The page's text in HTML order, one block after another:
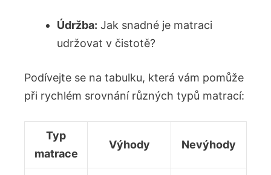
Údržba: Jak snadné je matraci
udržovat v čistotě?
Podívejte se na tabulku, která vám pomůže
při rychlém srovnání různých typů matrací:
Typ
matrace
Výhody Nevýhody